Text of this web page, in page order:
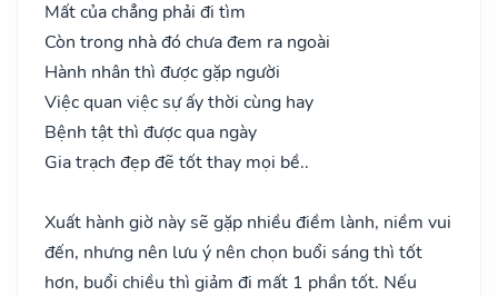
Mất của chẳng phải đi tìm
Còn trong nhà đó chưa đem ra ngoài
Hành nhân thì được gặp người
Việc quan việc sự ấy thời cùng hay
Bệnh tật thì được qua ngày
Gia trạch đẹp đẽ tốt thay mọi bề..
Xuất hành giờ này sẽ gặp nhiều điềm lành, niềm vui
đến, nhưng nên lưu ý nên chọn buổi sáng thì tốt
hơn, buổi chiều thì giảm đi mất 1 phần tốt. Nếu